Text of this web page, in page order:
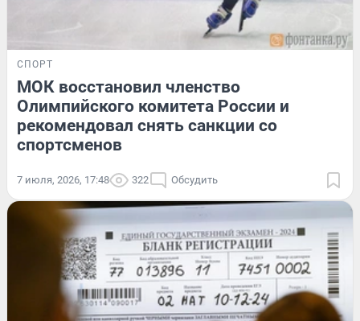
СПОРТ
МОК восстановил членство
Олимпийского комитета России и
рекомендовал снять санкции со
спортсменов
7 июля, 2026, 17:48 322 Обсудить